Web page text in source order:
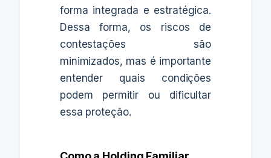
forma integrada e estratégica.
Dessa forma, os riscos de
contestações são
minimizados, mas é importante
entender quais condições
podem permitir ou dificultar
essa proteção.